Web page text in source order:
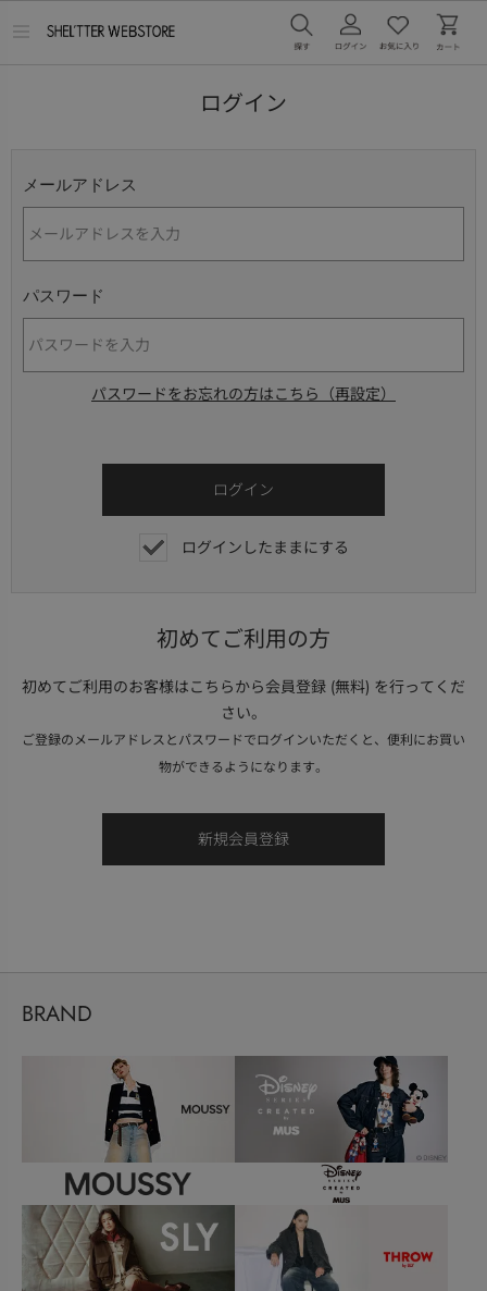
ログイン
メールアドレス
パスワード
パスワードをお忘れの方はこちら（再設定）
ログインしたままにする
初めてご利用の方
初めてご利用のお客様はこちらから会員登録 (無料) を行ってくだ
さい。
ご登録のメールアドレスとパスワードでログインいただくと、便利にお買い
物ができるようになります。
BRAND